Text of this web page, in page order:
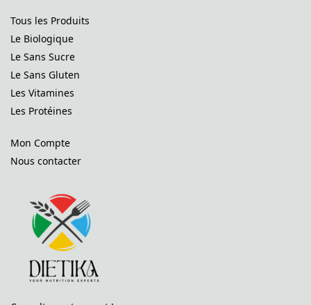
Tous les Produits
Le Biologique
Le Sans Sucre
Le Sans Gluten
Les Vitamines
Les Protéines
Mon Compte
Nous contacter